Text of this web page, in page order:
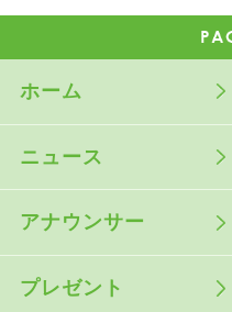
ホーム
ニュース
アナウンサー
プレゼント